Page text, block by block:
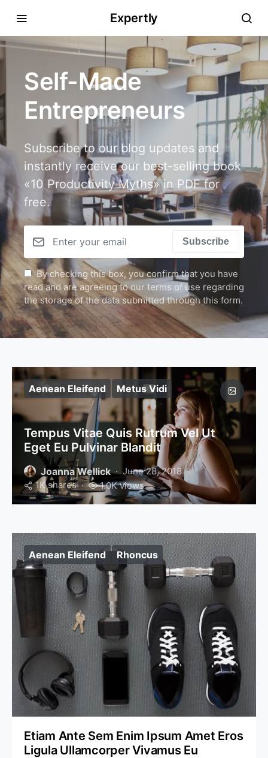
Expertly
Self-Made
Entrepreneurs
Subscribe to our blog updates and
instantly receive our best-selling book
«10 Productivity Myths» in PDF for
free.
Subscribe
By checking this box, you confirm that you have
read and are agreeing to our terms of use regarding
the storage of the data submitted through this form.
Aenean Eleifend Metus Vidi
Tempus Vitae Quis Rutrum Vel Ut
Eget Eu Pulvinar Blandit
Joanna Wellick
June 28, 2018
1K shares
1.0K views
Aenean Eleifend Rhoncus
Etiam Ante Sem Enim Ipsum Amet Eros
Ligula Ullamcorper Vivamus Eu